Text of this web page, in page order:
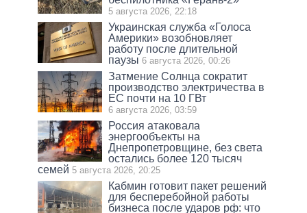
5 августа 2026, 22:18
Украинская служба «Голоса
Америки» возобновляет
работу после длительной
паузы 6 августа 2026, 00:26
Затмение Солнца сократит
производство электричества в
ЕС почти на 10 ГВт
6 августа 2026, 03:59
Россия атаковала
энергообъекты на
Днепропетровщине, без света
остались более 120 тысяч
семей 5 августа 2026, 20:25
Кабмин готовит пакет решений
для бесперебойной работы
бизнеса после ударов рф: что